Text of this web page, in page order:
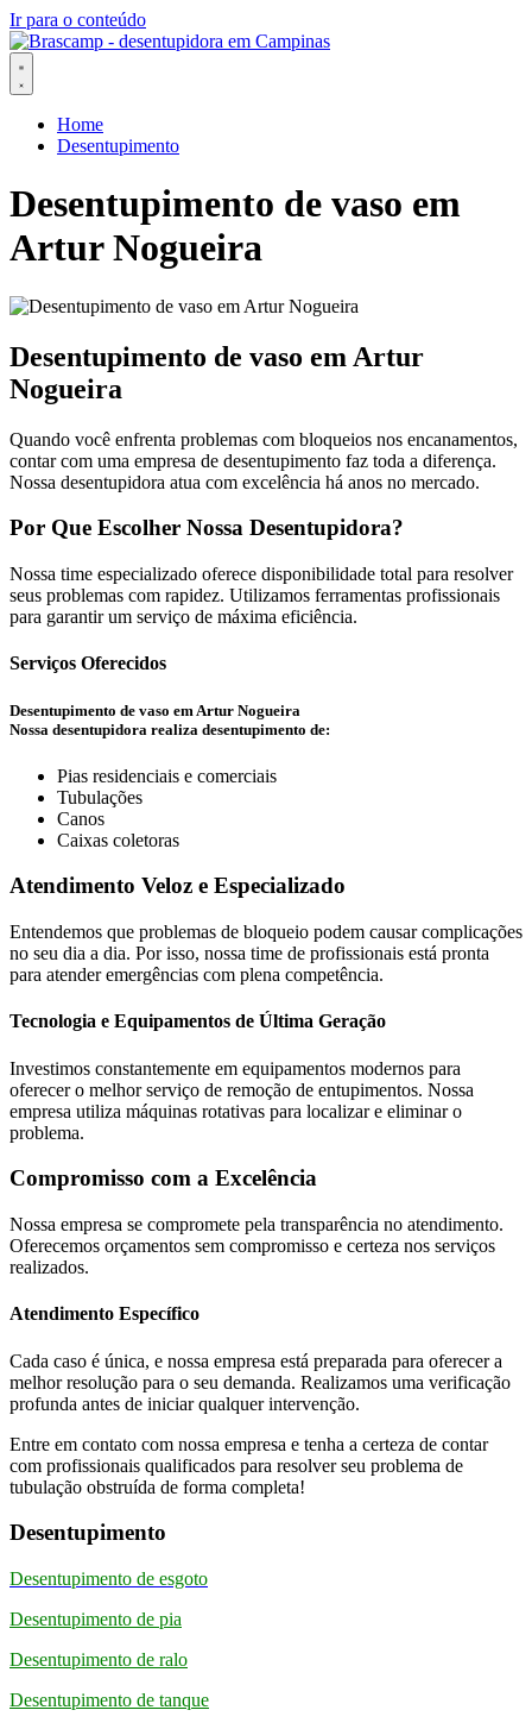
Ir para o conteúdo
Home
Desentupimento
Desentupimento de vaso em
Artur Nogueira
Desentupimento de vaso em Artur
Nogueira
Quando você enfrenta problemas com bloqueios nos encanamentos,
contar com uma empresa de desentupimento faz toda a diferença.
Nossa desentupidora atua com excelência há anos no mercado.
Por Que Escolher Nossa Desentupidora?
Nossa time especializado oferece disponibilidade total para resolver
seus problemas com rapidez. Utilizamos ferramentas profissionais
para garantir um serviço de máxima eficiência.
Serviços Oferecidos
Desentupimento de vaso em Artur Nogueira
Nossa desentupidora realiza desentupimento de:
Pias residenciais e comerciais
Tubulações
Canos
Caixas coletoras
Atendimento Veloz e Especializado
Entendemos que problemas de bloqueio podem causar complicações
no seu dia a dia. Por isso, nossa time de profissionais está pronta
para atender emergências com plena competência.
Tecnologia e Equipamentos de Última Geração
Investimos constantemente em equipamentos modernos para
oferecer o melhor serviço de remoção de entupimentos. Nossa
empresa utiliza máquinas rotativas para localizar e eliminar o
problema.
Compromisso com a Excelência
Nossa empresa se compromete pela transparência no atendimento.
Oferecemos orçamentos sem compromisso e certeza nos serviços
realizados.
Atendimento Específico
Cada caso é única, e nossa empresa está preparada para oferecer a
melhor resolução para o seu demanda. Realizamos uma verificação
profunda antes de iniciar qualquer intervenção.
Entre em contato com nossa empresa e tenha a certeza de contar
com profissionais qualificados para resolver seu problema de
tubulação obstruída de forma completa!
Desentupimento
Desentupimento de esgoto
Desentupimento de pia
Desentupimento de ralo
Desentupimento de tanque